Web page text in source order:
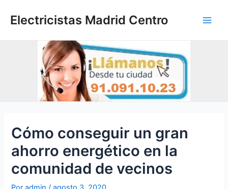
Electricistas Madrid Centro
Cómo conseguir un gran
ahorro energético en la
comunidad de vecinos